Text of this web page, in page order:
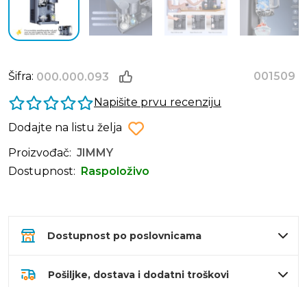
Šifra: 000.000.093
001509
Napišite prvu recenziju
Dodajte na listu želja
Proizvođač: JIMMY
Dostupnost:
Raspoloživo
Dostupnost po poslovnicama
Pošiljke, dostava i dodatni troškovi